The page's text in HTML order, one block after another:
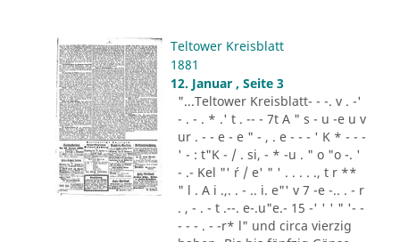
Teltower Kreisblatt
1881
12. Januar , Seite 3
"...Teltower Kreisblatt- - -. v . -'
- . - . * .' t . -- - 7t A " s - u -e u v
ur . - - e - e " - , . e - - - ' K * - - -
' - : t"K - / . si, - * -u . " o "o -. '
- .- Kel "' ´r / e' " ' . . . . ., t r **
" l . A i .,. . - .. i. e"' v 7 -e -.. . - r
. , - . - t .--. e-.u"e.- 15 -' ' ' " '- -
- - - . - -r* l" und circa vierzig